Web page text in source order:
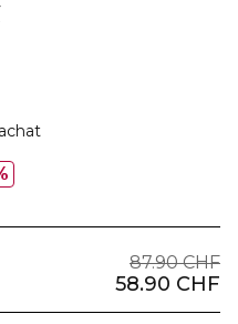
87.90 CHF
58.90 CHF